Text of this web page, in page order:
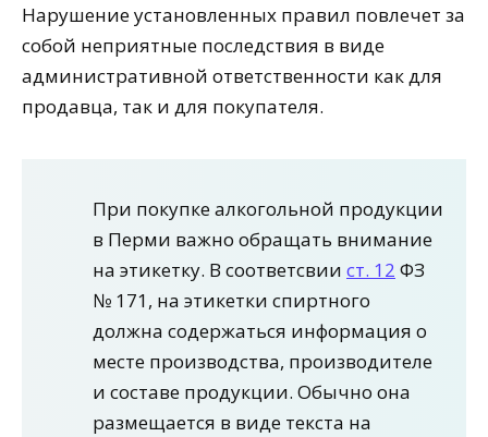
Нарушение установленных правил повлечет за
собой неприятные последствия в виде
административной ответственности как для
продавца, так и для покупателя.
При покупке алкогольной продукции
в Перми важно обращать внимание
на этикетку. В соответсвии ст. 12 ФЗ
№ 171, на этикетки спиртного
должна содержаться информация о
месте производства, производителе
и составе продукции. Обычно она
размещается в виде текста на